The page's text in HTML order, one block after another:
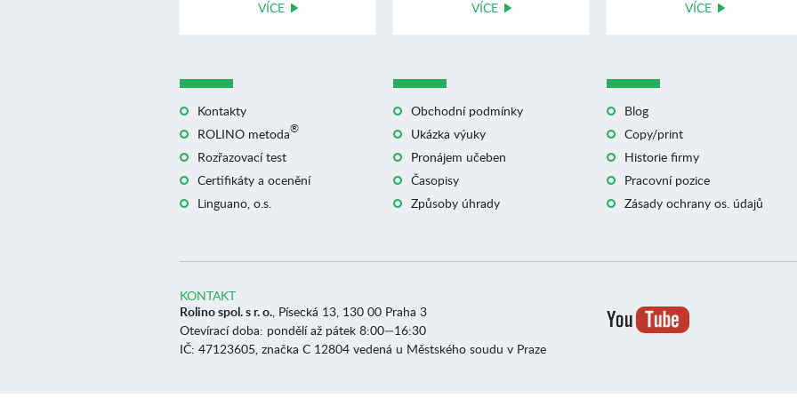
VÍCE VÍCE VÍCE
Kontakty
ROLINO metoda®
Rozřazovací test
Certifikáty a ocenění
Linguano, o.s.
Obchodní podmínky
Ukázka výuky
Pronájem učeben
Časopisy
Způsoby úhrady
Blog
Copy/print
Historie firmy
Pracovní pozice
Zásady ochrany os. údajů
KONTAKT
Rolino spol. s r. o. , Písecká 13, 130 00 Praha 3
Otevírací doba: pondělí až pátek 8:00—16:30
IČ: 47123605, značka C 12804 vedená u Městského soudu v Praze